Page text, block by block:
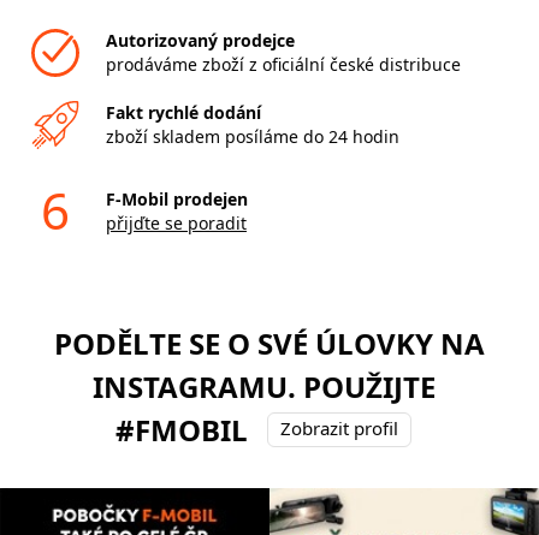
Autorizovaný prodejce
prodáváme zboží z oficiální české distribuce
Fakt rychlé dodání
zboží skladem posíláme do 24 hodin
6
F-Mobil prodejen
přijďte se poradit
PODĚLTE SE O SVÉ ÚLOVKY NA
INSTAGRAMU. POUŽIJTE
#FMOBIL
Zobrazit profil